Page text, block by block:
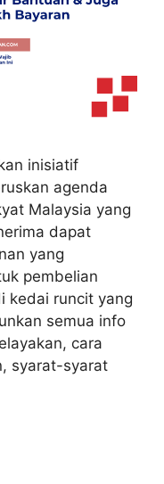
inisiatif
agenda
Malaysia yang
dapat
yang
pembelian
kedai runcit yang
semua info
cara
syarat-syarat